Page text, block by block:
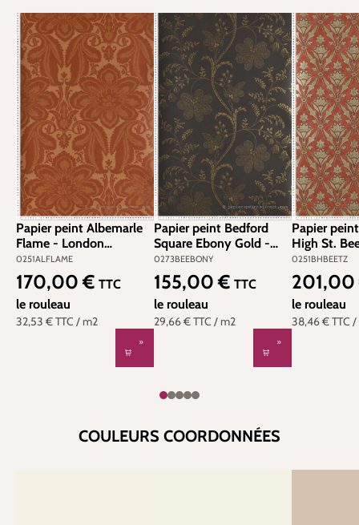
Papier peint Albemarle
Flame - London
Wallpapers IV de Little
Greene | Réf.
0251ALFLAME
0251ALFLAME
32,53 €TTC / m2
Prix régulier :
170,00 € TTC
le rouleau
Papier peint Bedford
Square Ebony Gold -
London Wallpapers V de
Little Greene | Réf.
0273BEEBONY
0273BEEBONY
29,66 €TTC / m2
Prix régulier :
155,00 € TTC
le rouleau
Papier
High St.
Wallpapers
Greene |
0251BHBEETZ
38,46 €TTC /
Prix
le rouleau
COULEURS COORDONNÉES